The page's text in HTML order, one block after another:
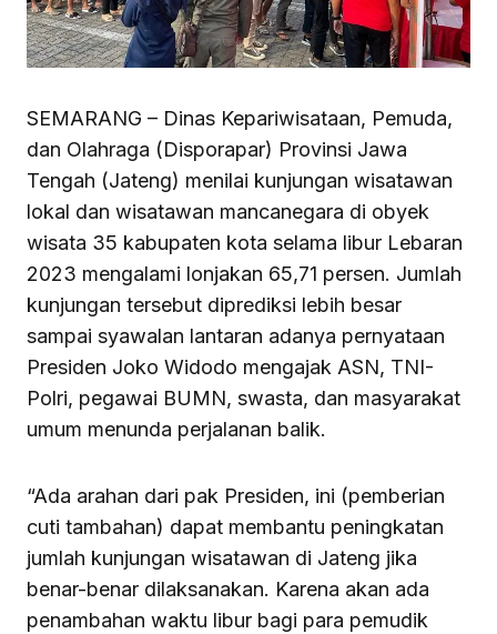
SEMARANG – Dinas Kepariwisataan, Pemuda,
dan Olahraga (Disporapar) Provinsi Jawa
Tengah (Jateng) menilai kunjungan wisatawan
lokal dan wisatawan mancanegara di obyek
wisata 35 kabupaten kota selama libur Lebaran
2023 mengalami lonjakan 65,71 persen. Jumlah
kunjungan tersebut diprediksi lebih besar
sampai syawalan lantaran adanya pernyataan
Presiden Joko Widodo mengajak ASN, TNI-
Polri, pegawai BUMN, swasta, dan masyarakat
umum menunda perjalanan balik.
“Ada arahan dari pak Presiden, ini (pemberian
cuti tambahan) dapat membantu peningkatan
jumlah kunjungan wisatawan di Jateng jika
benar-benar dilaksanakan. Karena akan ada
penambahan waktu libur bagi para pemudik